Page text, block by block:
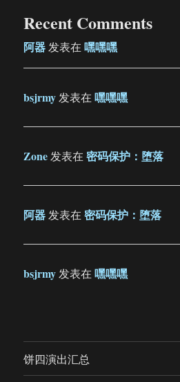
Recent Comments
阿器发表在嘿嘿嘿
bsjrmy发表在嘿嘿嘿
Zone发表在密码保护：堕落
阿器发表在密码保护：堕落
bsjrmy发表在嘿嘿嘿
饼四演出汇总